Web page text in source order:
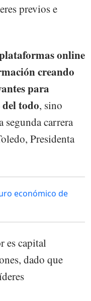
previos e
online
creando
para
todo, sino
segunda carrera
Presidenta
económico de
es capital
dado que